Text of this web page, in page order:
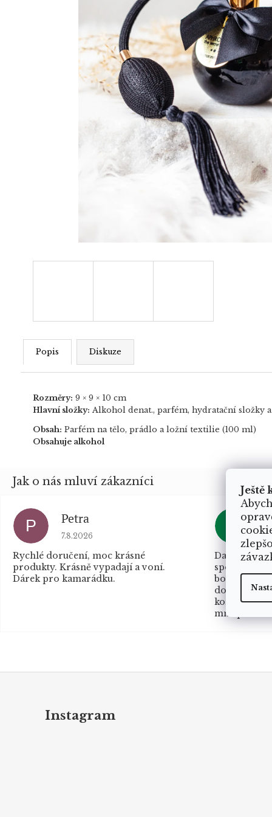
Ještě
Popis Diskuze
Rozměry: 9 × 9 × 10 cm
Hlavní složky: Alkohol denat., parfém, hydratační složky
Obsah: Parfém na tělo, prádlo a ložní textilie (100 ml)
Obsahuje alkohol
P Petra
Hodnocení obchodu je 5 z 5 hvězdiček.
7.8.2026
Rychlé doručení, moc krásné
produkty. Krásně vypadají a voní.
Dárek pro kamarádku.
Další úžasná
spokojená a
boxem
dopravcem
mně pak už
Instagram